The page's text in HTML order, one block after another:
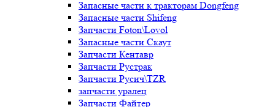
Запасные части к тракторам Dongfeng
Запасные части Shifeng
Запчасти Foton\Lovol
Запасные части Скаут
Запчасти Кентавр
Запчасти Рустрак
Запчасти Русич\TZR
запчасти уралец
Запчасти Файтер